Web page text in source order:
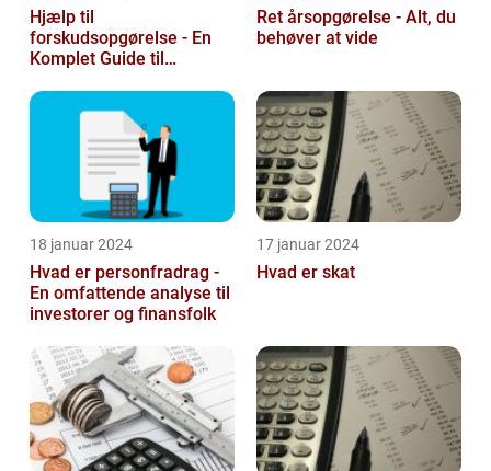
Hjælp til
forskudsopgørelse - En
Komplet Guide til
Ret årsopgørelse - Alt, du
behøver at vide
18 januar 2024
Hvad er personfradrag -
En omfattende analyse til
investorer og finansfolk
17 januar 2024
Hvad er skat